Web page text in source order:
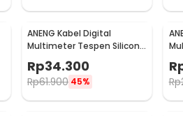
ANENG Kabel Digital
Multimeter Tespen Silicon
Rubber Wire 1000V - PT3003
Rp34.300
Rp61.900 45% Rp